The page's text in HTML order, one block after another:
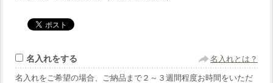
名入れをする 名入れとは？
名入れをご希望の場合、ご納品まで２～３週間程度お時間をいただ